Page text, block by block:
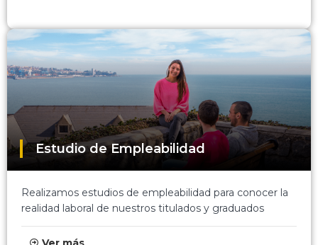
Estudio de Empleabilidad
Realizamos estudios de empleabilidad para conocer la
realidad laboral de nuestros titulados y graduados